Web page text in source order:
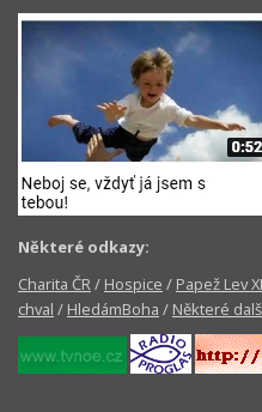
Některé odkazy:
Charita ČR / Hospice / Papež Lev
chval / HledámBoha / Některé